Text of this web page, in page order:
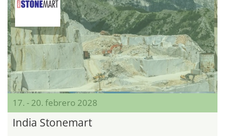
17. - 20. febrero 2028
India Stonemart